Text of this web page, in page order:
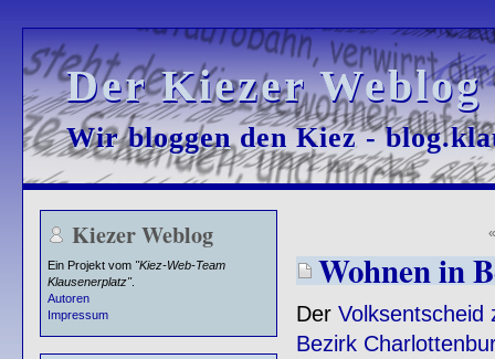
Der Kiezer
Der Kiezer
Wir bloggen den Kiez -
Wir bloggen den Kiez -
Kiezer Weblog
Ein Projekt vom "Kiez-Web-Team
Klausenerplatz".
Autoren
Impressum
Wohnen in
Der Volksentscheid
Bezirk